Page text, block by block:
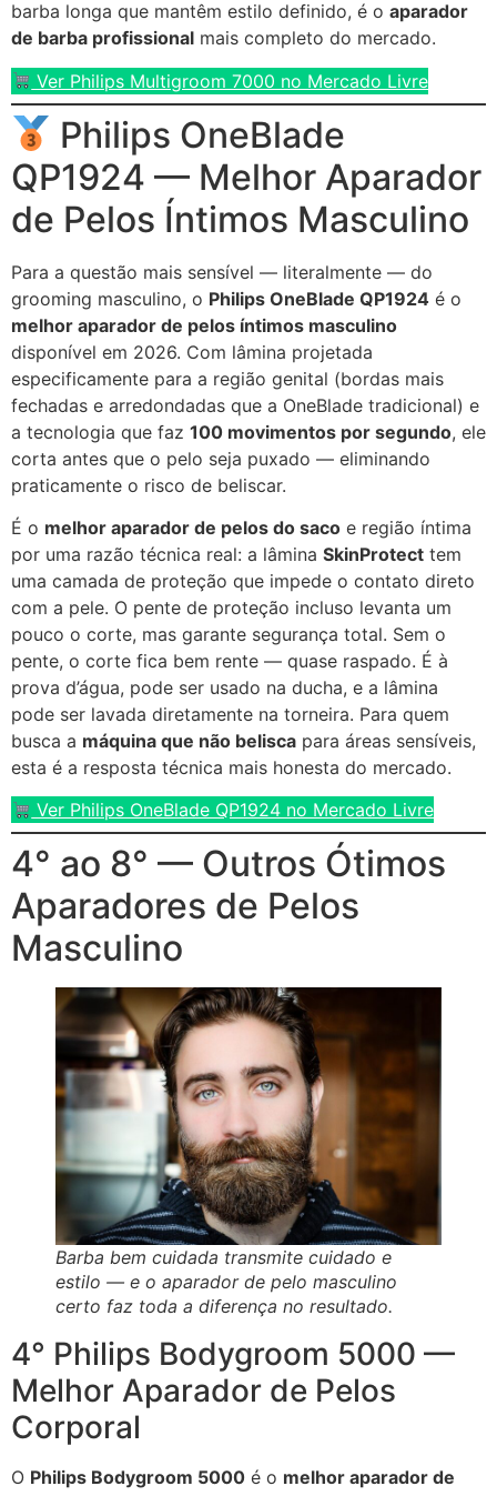
barba longa que mantêm estilo definido, é o aparador
de barba profissional mais completo do mercado.
Ver Philips Multigroom 7000 no Mercado Livre
Philips OneBlade
QP1924 — Melhor Aparador
de Pelos Íntimos Masculino
Para a questão mais sensível — literalmente — do
grooming masculino, o Philips OneBlade QP1924 é o
melhor aparador de pelos íntimos masculino
disponível em 2026. Com lâmina projetada
especificamente para a região genital (bordas mais
fechadas e arredondadas que a OneBlade tradicional) e
a tecnologia que faz 100 movimentos por segundo, ele
corta antes que o pelo seja puxado — eliminando
praticamente o risco de beliscar.
É o melhor aparador de pelos do saco e região íntima
por uma razão técnica real: a lâmina SkinProtect tem
uma camada de proteção que impede o contato direto
com a pele. O pente de proteção incluso levanta um
pouco o corte, mas garante segurança total. Sem o
pente, o corte fica bem rente — quase raspado. É à
prova d’água, pode ser usado na ducha, e a lâmina
pode ser lavada diretamente na torneira. Para quem
busca a máquina que não belisca para áreas sensíveis,
esta é a resposta técnica mais honesta do mercado.
Ver Philips OneBlade QP1924 no Mercado Livre
4° ao 8° — Outros Ótimos
Aparadores de Pelos
Masculino
Barba bem cuidada transmite cuidado e
estilo — e o aparador de pelo masculino
certo faz toda a diferença no resultado.
4° Philips Bodygroom 5000 —
Melhor Aparador de Pelos
Corporal
O Philips Bodygroom 5000 é o melhor aparador de